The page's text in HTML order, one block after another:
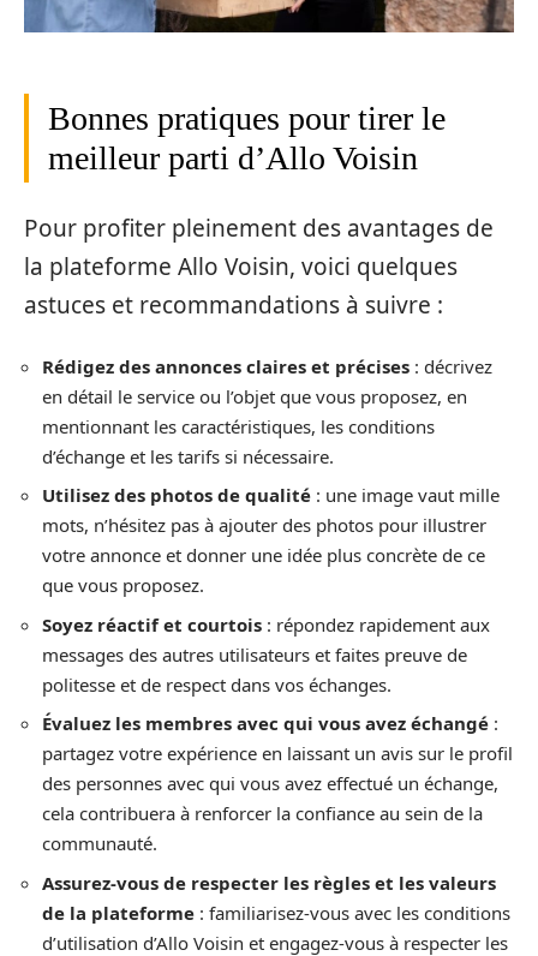
Bonnes pratiques pour tirer le
meilleur parti d’Allo Voisin
Pour profiter pleinement des avantages de
la plateforme Allo Voisin, voici quelques
astuces et recommandations à suivre :
Rédigez des annonces claires et précises : décrivez
en détail le service ou l’objet que vous proposez, en
mentionnant les caractéristiques, les conditions
d’échange et les tarifs si nécessaire.
Utilisez des photos de qualité : une image vaut mille
mots, n’hésitez pas à ajouter des photos pour illustrer
votre annonce et donner une idée plus concrète de ce
que vous proposez.
Soyez réactif et courtois : répondez rapidement aux
messages des autres utilisateurs et faites preuve de
politesse et de respect dans vos échanges.
Évaluez les membres avec qui vous avez échangé :
partagez votre expérience en laissant un avis sur le profil
des personnes avec qui vous avez effectué un échange,
cela contribuera à renforcer la confiance au sein de la
communauté.
Assurez-vous de respecter les règles et les valeurs
de la plateforme : familiarisez-vous avec les conditions
d’utilisation d’Allo Voisin et engagez-vous à respecter les